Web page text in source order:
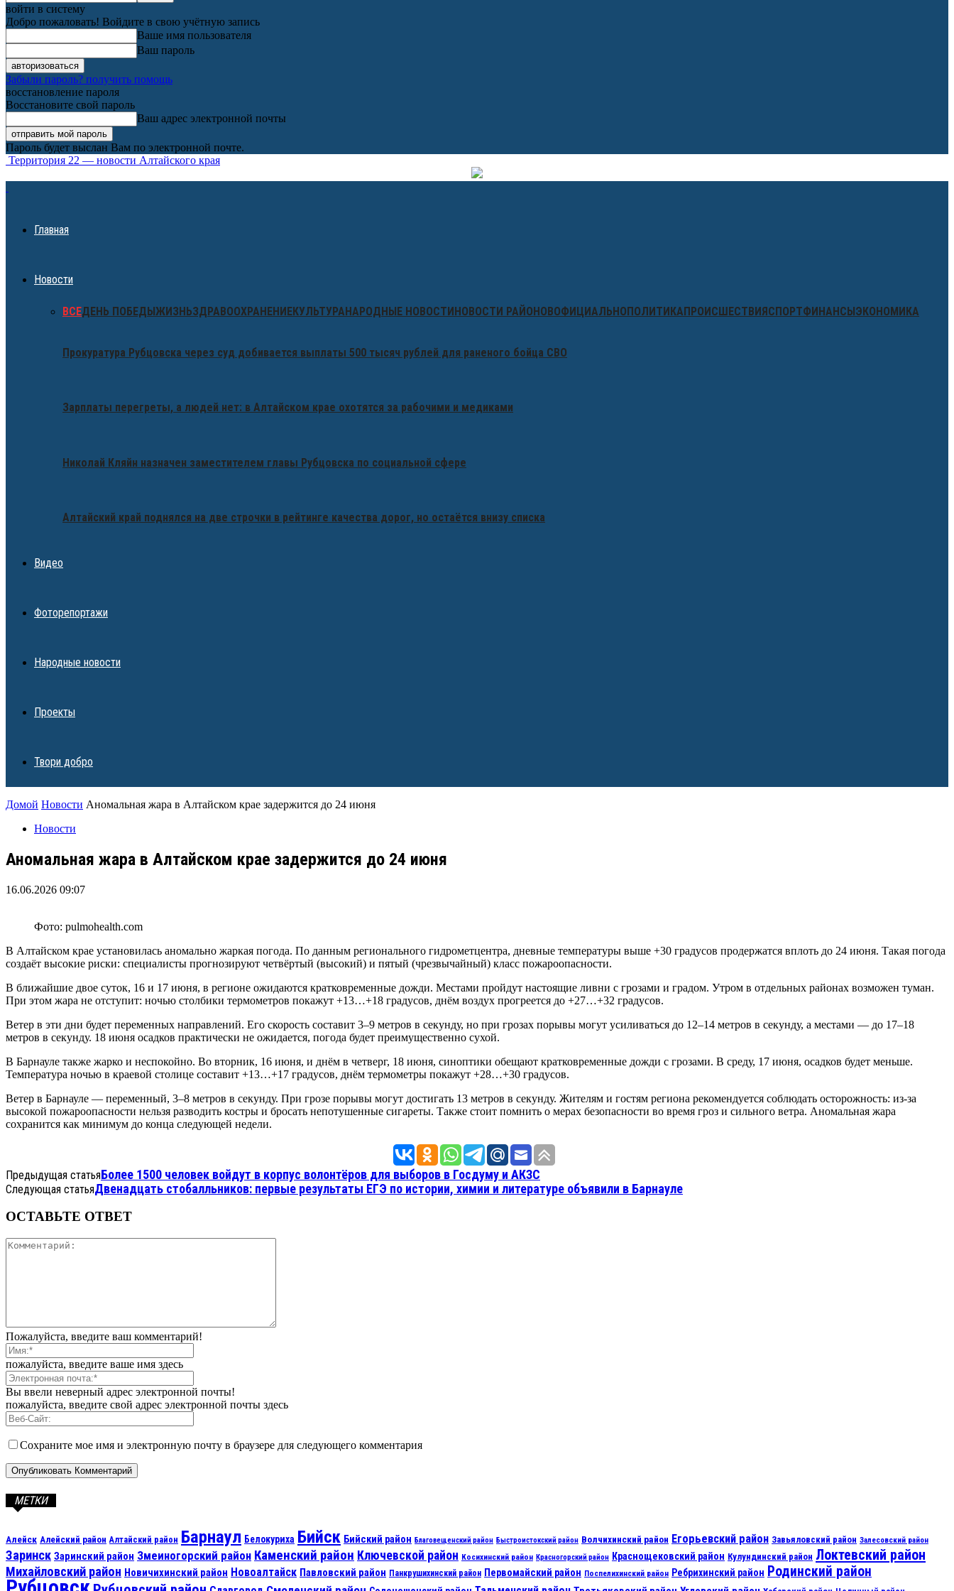
войти в систему
Добро пожаловать! Войдите в свою учётную запись
Ваше имя пользователя
Ваш пароль
Забыли пароль? получить помощь
восстановление пароля
Восстановите свой пароль
Ваш адрес электронной почты
Пароль будет выслан Вам по электронной почте.
Территория 22 — новости Алтайского края
Главная
Новости
ВСЕДЕНЬ ПОБЕДЫЖИЗНЬЗДРАВООХРАНЕНИЕКУЛЬТУРАНАРОДНЫЕ НОВОСТИНОВОСТИ РАЙОНОВОФИЦИАЛЬНОПОЛИТИКАПРОИСШЕСТВИЯСПОРТФИНАНСЫЭКОНОМИКА
Прокуратура Рубцовска через суд добивается выплаты 500 тысяч рублей для раненого бойца СВО
Зарплаты перегреты, а людей нет: в Алтайском крае охотятся за рабочими и медиками
Николай Кляйн назначен заместителем главы Рубцовска по социальной сфере
Алтайский край поднялся на две строчки в рейтинге качества дорог, но остаётся внизу списка
Видео
Фоторепортажи
Народные новости
Проекты
Твори добро
Домой Новости Аномальная жара в Алтайском крае задержится до 24 июня
Новости
Аномальная жара в Алтайском крае задержится до 24 июня
16.06.2026 09:07
Фото: pulmohealth.com
В Алтайском крае установилась аномально жаркая погода. По данным регионального гидрометцентра, дневные температуры выше +30 градусов продержатся вплоть до 24 июня. Такая погода
создаёт высокие риски: специалисты прогнозируют четвёртый (высокий) и пятый (чрезвычайный) класс пожароопасности.
В ближайшие двое суток, 16 и 17 июня, в регионе ожидаются кратковременные дожди. Местами пройдут настоящие ливни с грозами и градом. Утром в отдельных районах возможен туман.
При этом жара не отступит: ночью столбики термометров покажут +13…+18 градусов, днём воздух прогреется до +27…+32 градусов.
Ветер в эти дни будет переменных направлений. Его скорость составит 3–9 метров в секунду, но при грозах порывы могут усиливаться до 12–14 метров в секунду, а местами — до 17–18
метров в секунду. 18 июня осадков практически не ожидается, погода будет преимущественно сухой.
В Барнауле также жарко и неспокойно. Во вторник, 16 июня, и днём в четверг, 18 июня, синоптики обещают кратковременные дожди с грозами. В среду, 17 июня, осадков будет меньше.
Температура ночью в краевой столице составит +13…+17 градусов, днём термометры покажут +28…+30 градусов.
Ветер в Барнауле — переменный, 3–8 метров в секунду. При грозе порывы могут достигать 13 метров в секунду. Жителям и гостям региона рекомендуется соблюдать осторожность: из-за
высокой пожароопасности нельзя разводить костры и бросать непотушенные сигареты. Также стоит помнить о мерах безопасности во время гроз и сильного ветра. Аномальная жара
сохранится как минимум до конца следующей недели.
Предыдущая статьяБолее 1500 человек войдут в корпус волонтёров для выборов в Госдуму и АКЗС
Следующая статьяДвенадцать стобалльников: первые результаты ЕГЭ по истории, химии и литературе объявили в Барнауле
ОСТАВЬТЕ ОТВЕТ
Пожалуйста, введите ваш комментарий!
пожалуйста, введите ваше имя здесь
Вы ввели неверный адрес электронной почты!
пожалуйста, введите свой адрес электронной почты здесь
Сохраните мое имя и электронную почту в браузере для следующего комментария
МЕТКИ
Алейск Алейский район Алтайский район Барнаул Белокуриха Бийск Бийский район Благовещенский район Быстроистокский район Волчихинский район Егорьевский район Завьяловский район Залесовский район
Заринск Заринский район Змеиногорский район Каменский район Ключевской район Косихинский район Красногорский район Краснощековский район Кулундинский район Локтевский район
Михайловский район Новичихинский район Новоалтайск Павловский район Панкрушихинский район Первомайский район Поспелихинский район Ребрихинский район Родинский район